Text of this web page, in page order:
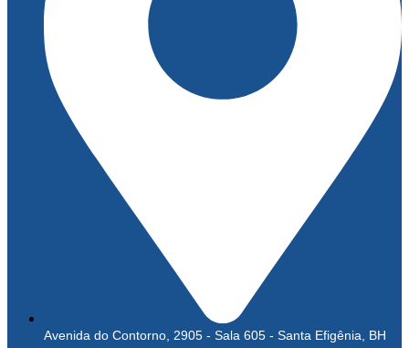
Avenida do Contorno, 2905 - Sala 605 - Santa Efigênia, BH